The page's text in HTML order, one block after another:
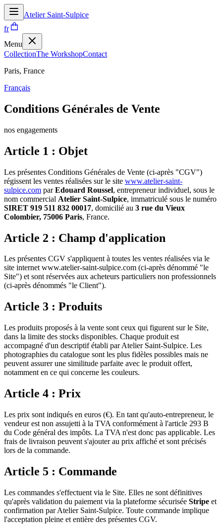
Atelier Saint-Sulpice
fr
Menu
CollectionThe WorkshopContact
Paris, France
Français
Conditions Générales de Vente
nos engagements
Article 1 : Objet
Les présentes Conditions Générales de Vente (ci-après "CGV")
régissent les ventes réalisées sur le site www.atelier-saint-
sulpice.com parEdouard Roussel, entrepreneur individuel, sous le
nom commercial Atelier Saint-Sulpice, immatriculé sous le numéro
SIRET 919 511 832 00017, domicilié au 3 rue du Vieux
Colombier, 75006 Paris, France.
Article 2 : Champ d'application
Les présentes CGV s'appliquent à toutes les ventes réalisées via le
site internet www.atelier-saint-sulpice.com (ci-après dénommé "le
Site") et sont réservées aux acheteurs particuliers non professionnels
(ci-après dénommés "le Client").
Article 3 : Produits
Les produits proposés à la vente sont ceux qui figurent sur le Site,
dans la limite des stocks disponibles. Chaque produit est
accompagné d'un descriptif établi par Atelier Saint-Sulpice. Les
photographies du catalogue sont les plus fidèles possibles mais ne
peuvent assurer une similitude parfaite avec le produit offert,
notamment en ce qui concerne les couleurs.
Article 4 : Prix
Les prix sont indiqués en euros (€). En tant qu'auto-entrepreneur, le
vendeur est non assujetti à la TVA conformément à l'article 293 B
du Code général des impôts. La TVA n'est donc pas applicable. Les
frais de livraison peuvent s'ajouter au prix affiché et sont précisés
lors de la commande.
Article 5 : Commande
Les commandes s'effectuent via le Site. Elles ne sont définitives
qu'après validation du paiement via la plateforme sécurisée Stripe et
confirmation par Atelier Saint-Sulpice. Toute commande implique
l'acceptation pleine et entière des présentes CGV.